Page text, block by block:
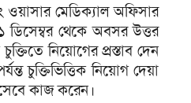
মেডিক্যাল অফিসার
ডিসেম্বর থেকে অবসর উত্তর
নিয়োগের প্রস্তাব দেন
চুক্তিভিত্তিক নিয়োগ দেয়া
কাজ করেন।